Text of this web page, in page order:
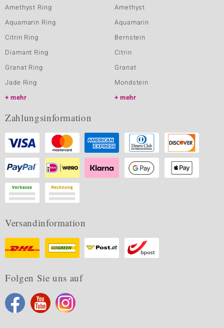
Amethyst Ring
Aquamarin Ring
Citrin Ring
Diamant Ring
Granat Ring
Jade Ring
mehr
Amethyst
Aquamarin
Bernstein
Citrin
Granat
Mondstein
mehr
Zahlungsinformation
Versandinformation
Folgen Sie uns auf